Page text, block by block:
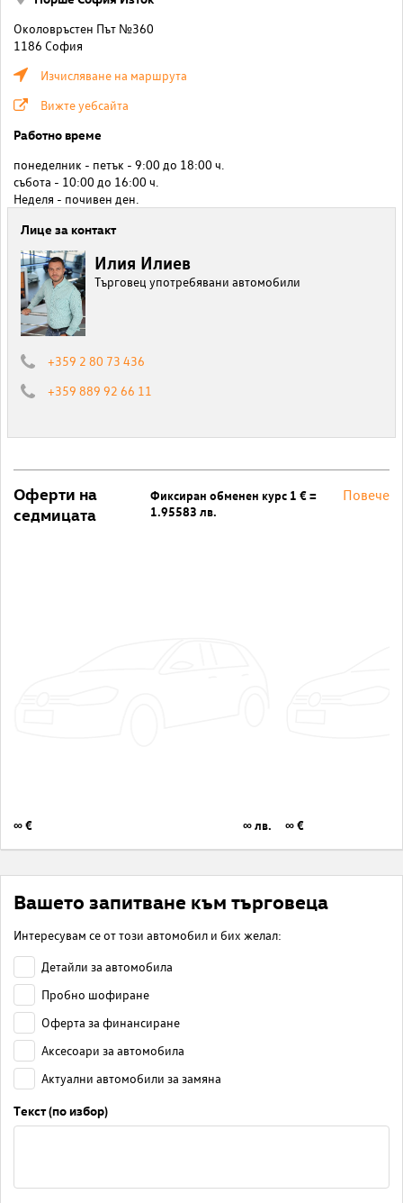
Околовръстен Път №360
1186 София
Изчисляване на маршрута
Вижте уебсайта
Работно време
понеделник - петък - 9:00 до 18:00 ч.
събота - 10:00 до 16:00 ч.
Неделя - почивен ден.
Лице за контакт
Илия Илиев
Търговец употребявани автомобили
+359 2 80 73 436
+359 889 92 66 11
Оферти на
седмицата
Фиксиран обменен курс 1 € =
1.95583 лв.
Повече
∞ € ∞ лв. ∞ €
Вашето запитване към търговеца
Интересувам се от този автомобил и бих желал:
Детайли за автомобила
Пробно шофиране
Оферта за финансиране
Аксесоари за автомобила
Актуални автомобили за замяна
Текст (по избор)